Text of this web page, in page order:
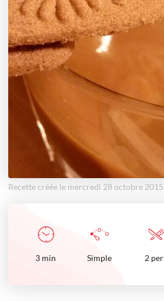
Recette créée le mercredi 28 octobre
3 min Simple 2